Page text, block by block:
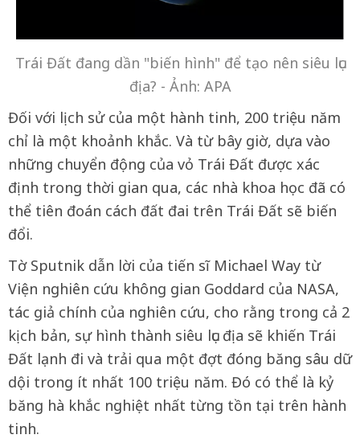
Trái Đất đang dần "biến hình" để tạo nên siêu lục
địa? - Ảnh: APA
Đối với lịch sử của một hành tinh, 200 triệu năm
chỉ là một khoảnh khắc. Và từ bây giờ, dựa vào
những chuyển động của vỏ Trái Đất được xác
định trong thời gian qua, các nhà khoa học đã có
thể tiên đoán cách đất đai trên Trái Đất sẽ biến
đổi.
Tờ Sputnik dẫn lời của tiến sĩ Michael Way từ
Viện nghiên cứu không gian Goddard của NASA,
tác giả chính của nghiên cứu, cho rằng trong cả 2
kịch bản, sự hình thành siêu lục địa sẽ khiến Trái
Đất lạnh đi và trải qua một đợt đóng băng sâu dữ
dội trong ít nhất 100 triệu năm. Đó có thể là kỷ
băng hà khắc nghiệt nhất từng tồn tại trên hành
tinh.